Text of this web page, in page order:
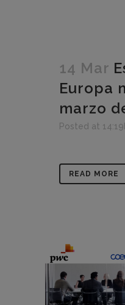
14 Mar
Europa
marzo
Posted at
READ MORE